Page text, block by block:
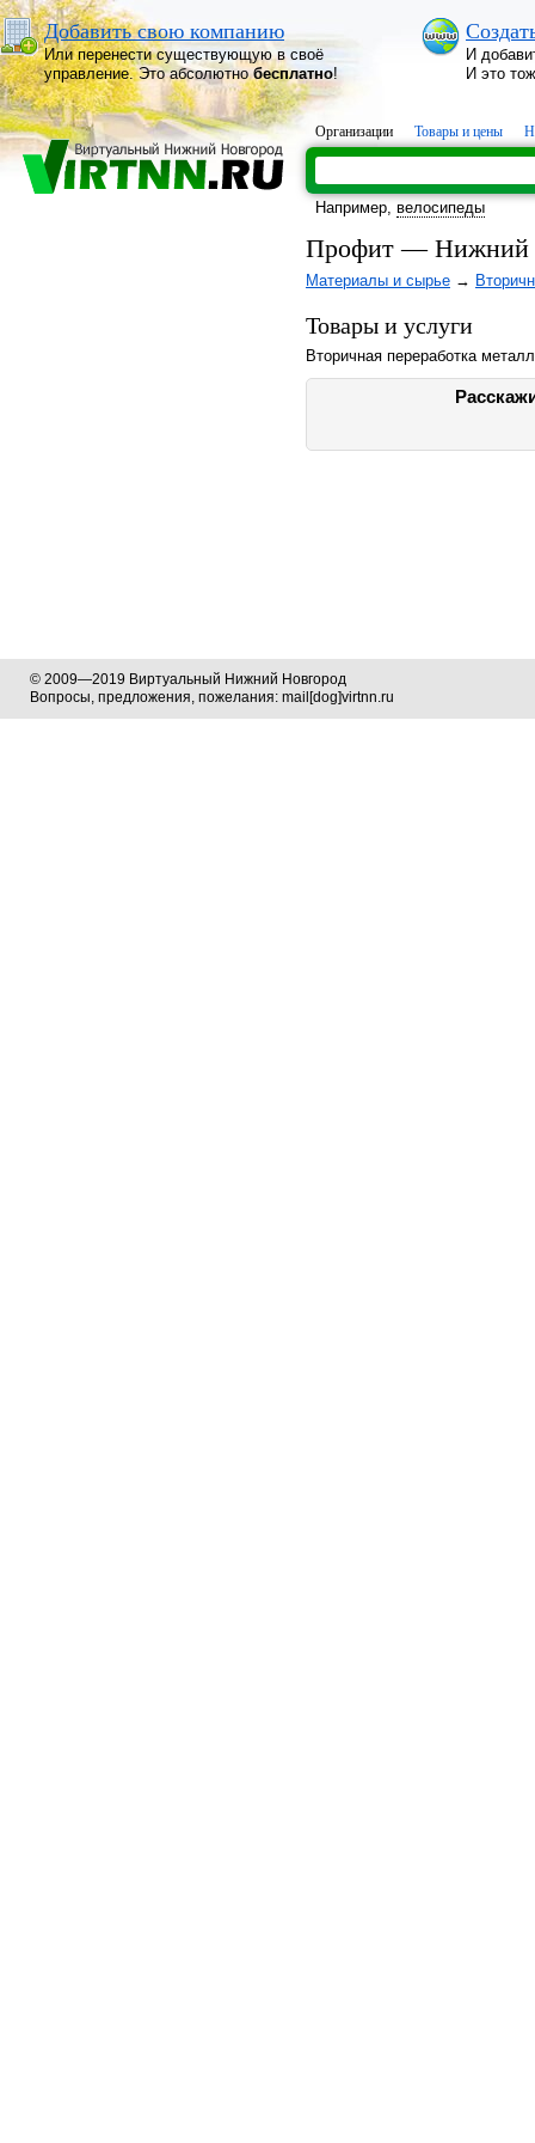
Добавить свою компанию
Или перенести существующую в своё
управление. Это абсолютнобесплатно!
И
И это
Организации Товары и цены
Например, велосипеды
Профит — Нижний
Материалы и сырье →
Товары и услуги
Вторичная переработка
© 2009—2019 Виртуальный Нижний Новгород
Вопросы, предложения, пожелания: mail[dog]virtnn.ru